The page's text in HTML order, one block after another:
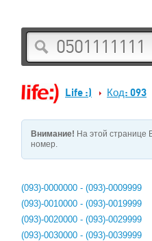
Life :) Код: 093
Внимание! На этой странице
номер.
(093)-0000000 - (093)-0009999
(093)-0010000 - (093)-0019999
(093)-0020000 - (093)-0029999
(093)-0030000 - (093)-0039999